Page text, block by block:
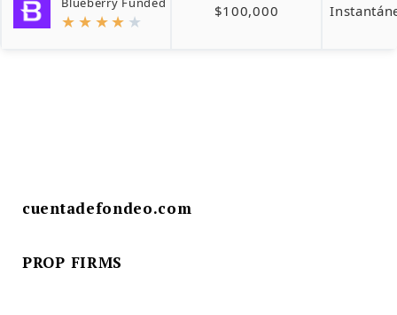
★ ★ ★★ ★ $100,000
cuentadefondeo.com
PROP FIRMS